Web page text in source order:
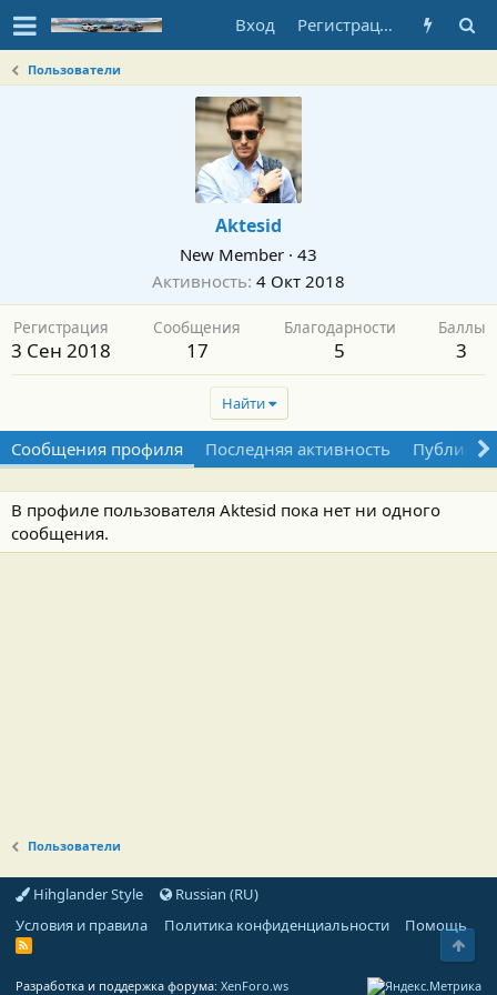
Вход Регистрация
Пользователи
Aktesid
New Member · 43
Активность 4 Окт 2018
Регистрация
3 Сен 2018
Сообщения
17
Благодарности
5
Баллы
3
Найти
Сообщения профиля Последняя активность
В профиле пользователя Aktesid пока нет ни одного
сообщения.
Пользователи
Hihglander Style
Russian (RU)
Условия и правила
Политика конфиденциальности Помощь
R
Разработка и поддержка форума: XenForo.ws